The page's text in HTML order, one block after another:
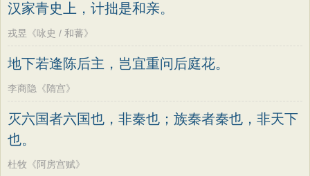
汉家青史上，计拙是和亲。
戎昱《咏史 / 和蕃》
地下若逢陈后主，岂宜重问后庭花。
李商隐《隋宫》
灭六国者六国也，非秦也；族秦者秦也，非天下
也。
杜牧《阿房宫赋》